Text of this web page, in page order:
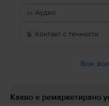
Аудио
Контакт с течности
Виж
Какво е ремаркетирано